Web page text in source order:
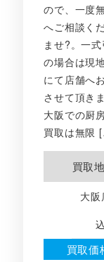
ので、一度
へご相談く
ませ?。一式
の場合は現
にて店舗へ
させて頂き
大阪での厨
買取は無限
買取地
大阪
買取価